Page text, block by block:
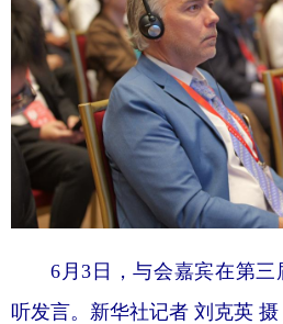
Deutsch Português
6月3日，与会嘉宾在第三
听发言。新华社记者 刘克英 摄